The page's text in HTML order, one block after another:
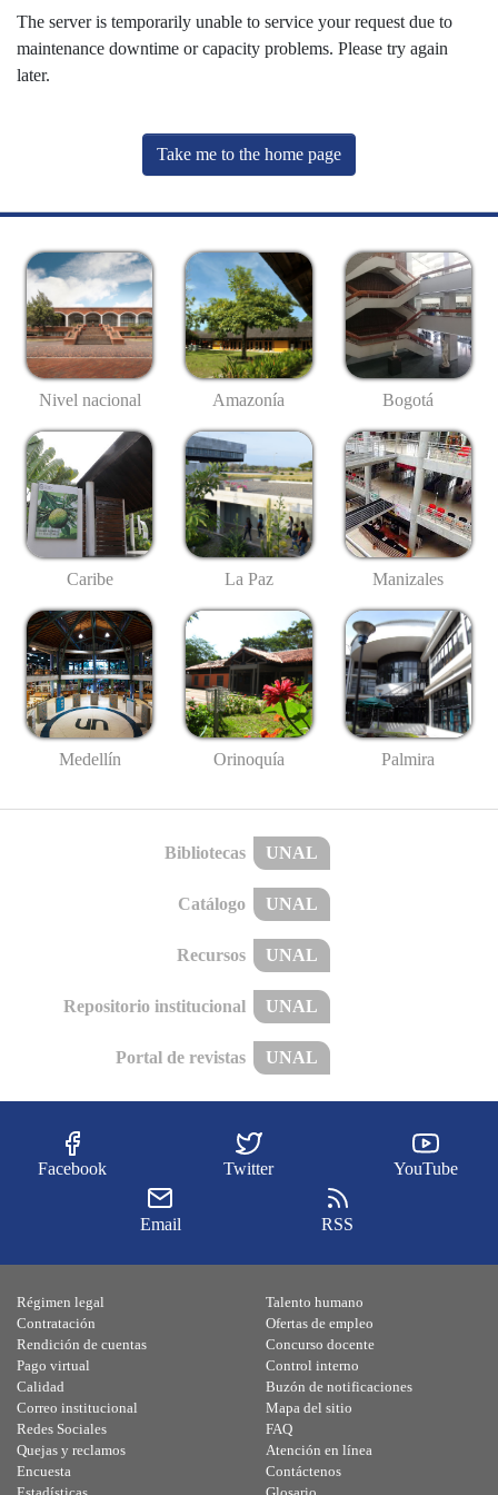
The server is temporarily unable to service your request due to
maintenance downtime or capacity problems. Please try again
later.
Take me to the home page
Nivel nacional Amazonía Bogotá
Caribe La Paz Manizales
Medellín Orinoquía Palmira
Bibliotecas UNAL
Catálogo UNAL
Recursos UNAL
Repositorio institucional UNAL
Portal de revistas UNAL
Facebook Twitter YouTube
Email RSS
Régimen legal
Contratación
Rendición de cuentas
Pago virtual
Calidad
Talento humano
Ofertas de empleo
Concurso docente
Control interno
Buzón de notificaciones
Correo institucional
Redes Sociales
Quejas y reclamos
Encuesta
Mapa del sitio
FAQ
Atención en línea
Contáctenos